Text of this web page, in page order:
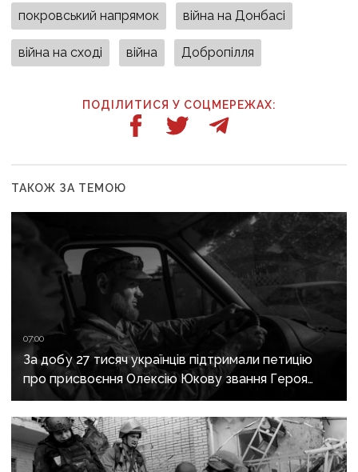
покровський напрямок війна на Донбасі
війна на сході війна Добропілля
ПОДІЛИТИСЯ У СОЦМЕРЕЖАХ:
ТАКОЖ ЗА ТЕМОЮ
07:00
За добу 27 тисяч українців підтримали петицію
про присвоєння Олексію Юкову звання Героя
України посмертно